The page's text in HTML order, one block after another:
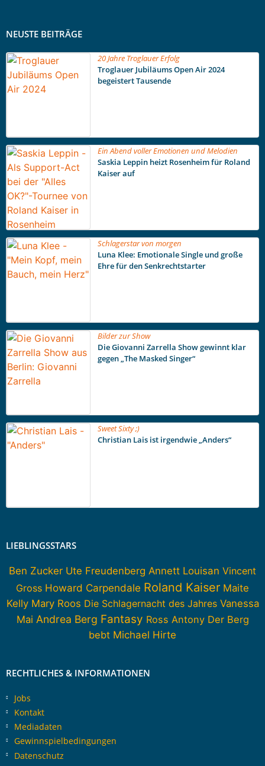
NEUSTE BEITRÄGE
20 Jahre Troglauer Erfolg
Troglauer Jubiläums Open Air 2024
begeistert Tausende
Ein Abend voller Emotionen und Melodien
Saskia Leppin heizt Rosenheim für Roland
Kaiser auf
Schlagerstar von morgen
Luna Klee: Emotionale Single und große
Ehre für den Senkrechtstarter
Bilder zur Show
Die Giovanni Zarrella Show gewinnt klar
gegen „The Masked Singer“
Sweet Sixty ;)
Christian Lais ist irgendwie „Anders“
LIEBLINGSSTARS
Ben Zucker Ute Freudenberg Annett Louisan Vincent
Gross Howard Carpendale Roland Kaiser Maite
Kelly Mary Roos Die Schlagernacht des Jahres Vanessa
Mai Andrea Berg Fantasy Ross Antony Der Berg
bebt Michael Hirte
RECHTLICHES & INFORMATIONEN
Jobs
Kontakt
Mediadaten
Gewinnspielbedingungen
Datenschutz